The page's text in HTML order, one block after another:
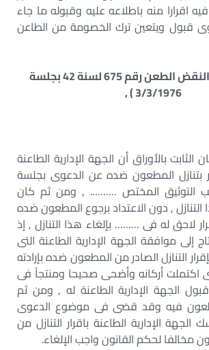
اقرارا منه باطلاعه عليه وقبوله ما جاء
قبول ويتعين ترك الخصومة من الطاعن
( حكم محكمة النقض الطعن رقم 675 لسنة 42 بجلسة
3/3/1976 ) ,
بالأوراق أن الجهة الإدارية الطاعنة
بتنازل المطعون ضده عن الدعوى بجلسة
التوثيق المختص ………. , ومن ثم كان
التنازل , دون الاعتداد برجوع المطعون ضده
لاحق له فى ……… بإلغاء هذا التنازل , إذ
إلى موافقة الجهة الإدارية الطاعنة التى
التنازل الصادر من المطعون ضده بإرادته
اكتملت أركانه وأضحى صحيحا ومنتجاً فى
الجهة الإدارية الطاعنة له , ومن ثم
فيه وقد قضى فى موضوع الدعوى
الإدارية الطاعنة باقرار التنازل من
لحكم القانون واجب الإلغاء.